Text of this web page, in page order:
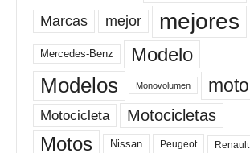
Marcas mejor mejores
Mercedes-Benz Modelo
Modelos Monovolumen moto
Motocicleta Motocicletas
Motos Nissan Peugeot Renault